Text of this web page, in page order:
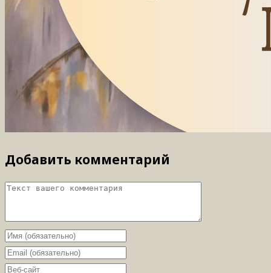
Добавить комментарий